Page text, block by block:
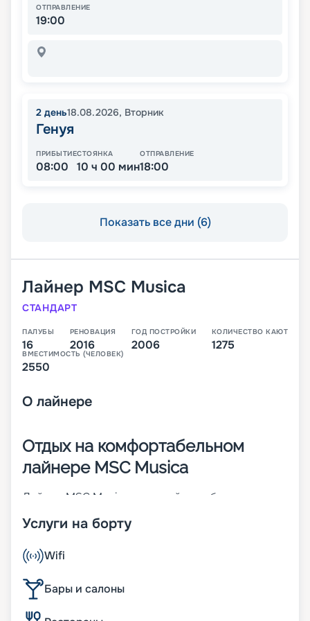
ОТПРАВЛЕНИЕ
19:00
2 день18.08.2026, Вторник
Генуя
ПРИБЫТИЕ
08:00
СТОЯНКА
10 ч 00 мин
ОТПРАВЛЕНИЕ
18:00
Показать все дни (6)
Лайнер MSC Musica
СТАНДАРТ
ПАЛУБЫ
16
РЕНОВАЦИЯ
2016
ГОД ПОСТРОЙКИ
2006
КОЛИЧЕСТВО КАЮТ
1275
ВМЕСТИМОСТЬ (ЧЕЛОВЕК)
2550
О лайнере
Отдых на комфортабельном
лайнере MSC Musica
Лайнер MSC Musica – первый корабль своего
повысить показатели долговечности,
проведена реновация судна. На 16-палубном (из
них 13 пассажирских) корабле может
разместиться до 2 550 человек. Его изюминка –
трехуровневый атриум с прозрачным
Услуги на борту
Wifi
Бары и салоны